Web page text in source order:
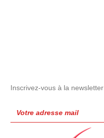
Inscrivez-vous à la newsletter